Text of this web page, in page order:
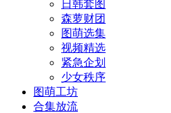
日韩套图
森萝财团
图萌选集
视频精选
紧急企划
少女秩序
图萌工坊
合集放流